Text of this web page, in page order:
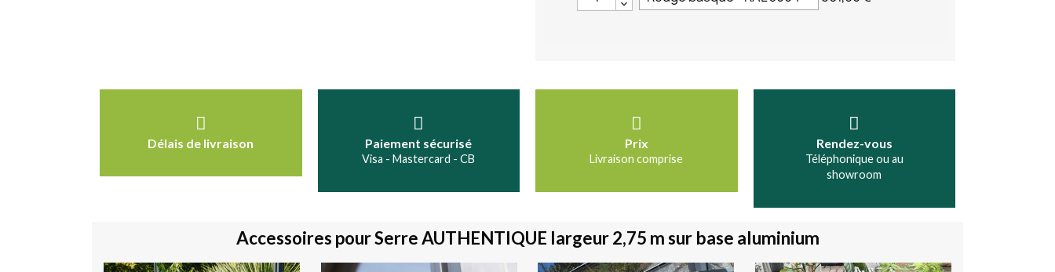
Délais de livraison Paiement sécurisé
Visa - Mastercard - CB
Prix
Livraison comprise
Rendez-vous
Téléphonique ou au
showroom
Accessoires pour Serre AUTHENTIQUE largeur 2,75 m sur base aluminium